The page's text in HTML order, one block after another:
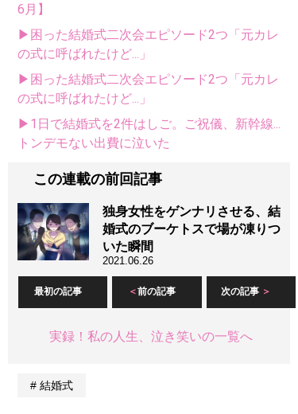
6月】
▶困った結婚式二次会エピソード2つ「元カレ
の式に呼ばれたけど...」
▶困った結婚式二次会エピソード2つ「元カレ
の式に呼ばれたけど...」
▶1日で結婚式を2件はしご。ご祝儀、新幹線...
トンデモない出費に泣いた
この連載の前回記事
独身女性をゲンナリさせる、結
婚式のブーケトスで場が凍りつ
いた瞬間
2021.06.26
最初の記事 前の記事 次の記事
実録！私の人生、泣き笑いの一覧へ
結婚式